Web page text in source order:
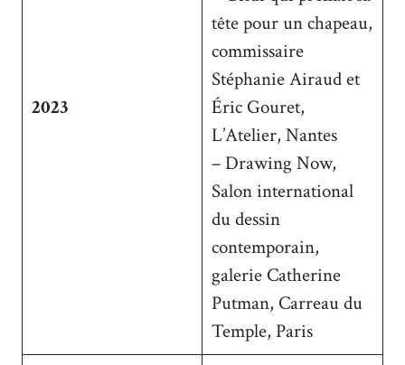
2023
tête pour un chapeau,
commissaire
Stéphanie Airaud et
Éric Gouret,
L’Atelier, Nantes
– Drawing Now,
Salon international
du dessin
contemporain,
galerie Catherine
Putman, Carreau du
Temple, Paris